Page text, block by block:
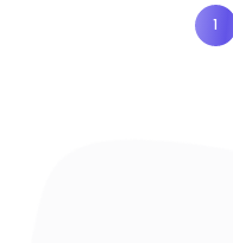
1